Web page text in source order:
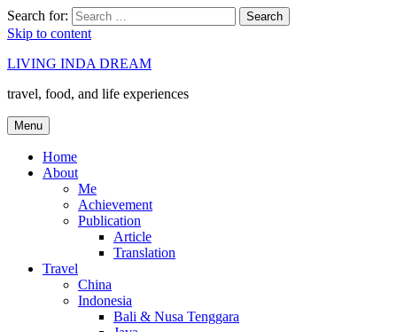
Search for: Search
Skip to content
LIVING INDA DREAM
travel, food, and life experiences
Menu
Home
About
Me
Achievement
Publication
Article
Translation
Travel
China
Indonesia
Bali & Nusa Tenggara